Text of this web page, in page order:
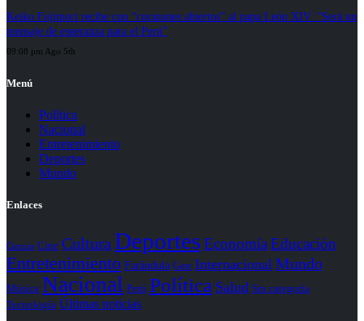
Keiko Fujimori recibe con “corazones abiertos” al papa León XIV: “Será un
mensaje de esperanza para el Perú”
09:08 pm Ago 5th
Menú
Política
Nacional
Entretenimiento
Deportes
Mundo
Enlaces
Ciencia Cine CulturaDeportesEconomíaEducación
Entretenimiento Farándula Gear Internacional Mundo
Música Nacional Perú Política Salud Sin categoría
Tecnología Últimas noticias